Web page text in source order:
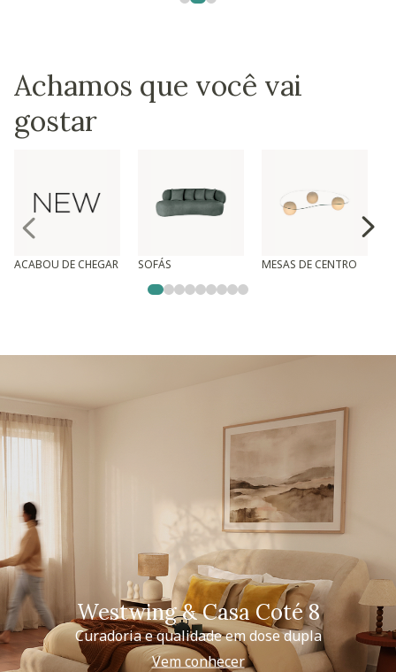
Achamos que você vai
gostar
ACABOU DE CHEGAR SOFÁS MESAS DE CENTRO
Westwing & Casa Coté 8
Curadoria e qualidade em dose dupla
Vem conhecer